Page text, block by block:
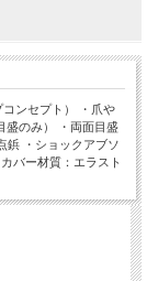
コンセプト） ・爪や
盛のみ） ・両面目盛
鋲 ・ショックアブソ
バー材質：エラスト